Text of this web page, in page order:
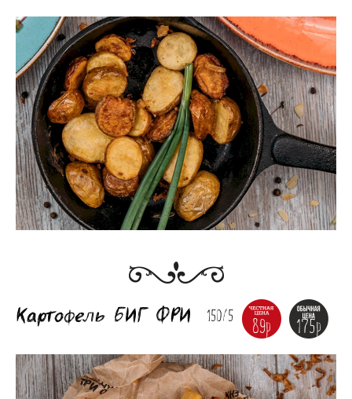
175р
89р
Картофель БИГ ФРИ 150/5